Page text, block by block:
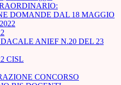
DOMANDE DAL 18 MAGGIO
ANIEF N.20 DEL 23
CISL
CONCORSO